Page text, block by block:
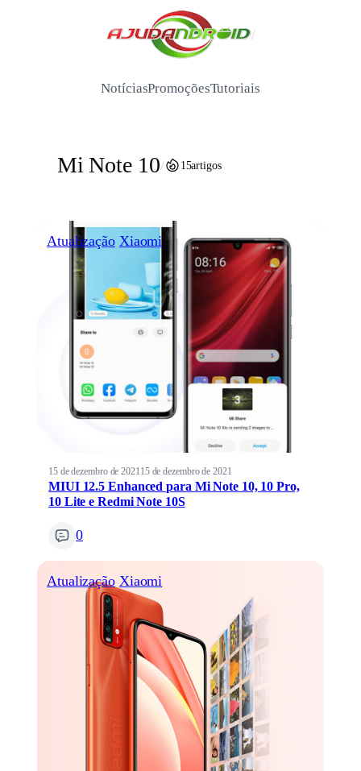
/
NotíciasPromoçõesTutoriais
Mi Note 10/ 15artigos
Atualização Xiaomi
15 de dezembro de 2021 15 de dezembro de 2021
MIUI 12.5 Enhanced para Mi Note 10, 10 Pro,
10 Lite e Redmi Note 10S
0
Atualização Xiaomi